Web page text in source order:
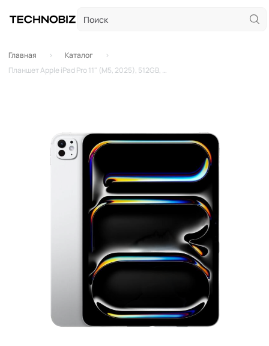
Главная
Каталог
Планшет Apple iPad Pro 11" (M5, 2025), 512GB, Wi-Fi, Silver